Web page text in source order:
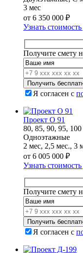
3 мес
от 6 350 000 ₽
Узнать
Получите смету
Я согласен с
Проект О 91
80, 85, 90, 95,
Одноэтажные
2 мес, 2,5 мес., 3
от 6 005 000 ₽
Узнать
Получите смету
Я согласен с